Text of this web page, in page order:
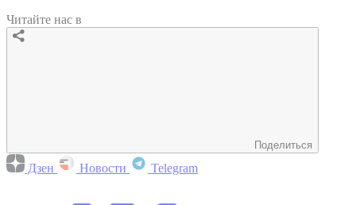
Читайте нас в
Поделиться
Дзен Новости Telegram